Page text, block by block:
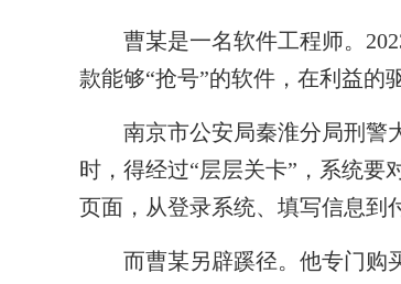
曹某是一名软件工程师。2023
款能够“抢号”的软件，在利益的
南京市公安局秦淮分局刑警大
时，得经过“层层关卡”，系统要
页面，从登录系统、填写信息到
而曹某另辟蹊径。他专门购买